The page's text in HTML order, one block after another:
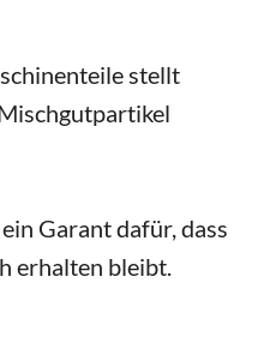
stellt
Garant dafür, dass
erhalten bleibt.